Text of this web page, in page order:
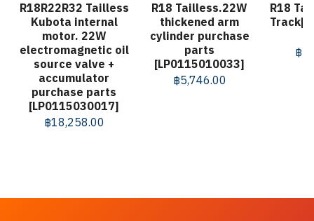
R18R22R32 Tailless
Kubota internal
motor. 22W
electromagnetic oil
source valve +
accumulator
purchase parts
[LP0115030017]
฿18,258.00
R18 Tailless.22W
thickened arm
cylinder purchase
parts
[LP0115010033]
฿5,746.00
R18
฿